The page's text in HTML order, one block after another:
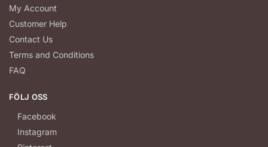
My Account
Customer Help
Contact Us
Terms and Conditions
FAQ
FÖLJ OSS
Facebook
Instagram